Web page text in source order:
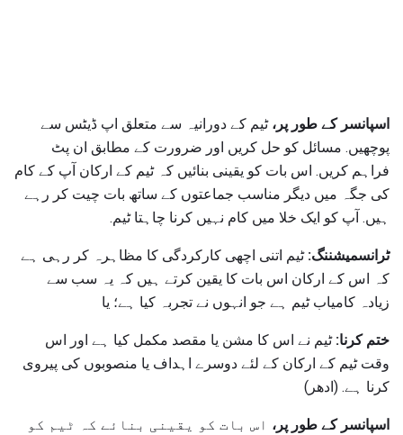
اسپانسر کے طور پر، ٹیم کے دورانیہ سے متعلق اپ ڈیٹس سے
پوچھیں. مسائل کو حل کریں اور ضرورت کے مطابق ان پٹ
فراہم کریں. اس بات کو یقینی بنائیں کہ ٹیم کے ارکان آپ کے کام
کی جگہ میں دیگر مناسب جماعتوں کے ساتھ بات چیت کر رہے
ہیں. آپ کو ایک خلا میں کام نہیں کرنا چاہتا ٹیم.
ٹرانسمیشننگ: ٹیم اتنی اچھی کارکردگی کا مظاہرہ کر رہی ہے
کہ اس کے ارکان اس بات کا یقین کرتے ہیں کہ یہ سب سے
زیادہ کامیاب ٹیم ہے جو انہوں نے تجربہ کیا ہے؛ یا
ختم کرنا: ٹیم نے اس کا مشن یا مقصد مکمل کیا ہے اور اس
وقت ٹیم کے ارکان کے لئے دوسرے اہداف یا منصوبوں کی پیروی
کرنا ہے. (ادھر)
اسپانسر کے طور پر، اس بات کو یقینی بنائے کہ ٹیم کو